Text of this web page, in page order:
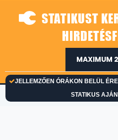
STATIKUST
JELLEMZŐEN ÓRÁKON BELÜL
STATIKUS
MAXIMUM